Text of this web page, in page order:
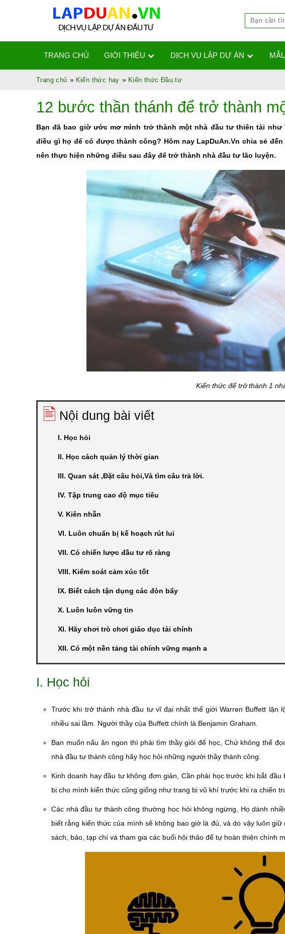
TRANG CHỦ GIỚI THIỆU DỊCH VỤ LẬP DỰ ÁN
Trang chủ » Kiến thức hay » Kiến thức Đầu tư
12 bước thần thánh để trở thành
Bạn đã bao giờ ước mơ mình trở thành một nhà đầu tư thiên tài như
điều gì họ để có được thành công? Hôm nay LapDuAn.Vn chia sẻ
nên thực hiện những điều sau đây để trở thành nhà đầu tư lão luyện.
Kiến thức để trở thành 1
🖹 Nội dung bài viết
I. Học hỏi
II. Học cách quản lý thời gian
III. Quan sát ,Đặt câu hỏi,Và tìm câu trả lời.
IV. Tập trung cao độ mục tiêu
V. Kiên nhẫn
VI. Luôn chuẩn bị kế hoạch rút lui
VII. Có chiến lược đầu tư rõ ràng
VIII. Kiểm soát cảm xúc tốt
IX. Biết cách tận dụng các đòn bẩy
X. Luôn luôn vững tin
XI. Hãy chơi trò chơi giáo dục tài chính
XII. Có một nền tảng tài chính vững mạnh a
I. Học hỏi
Trước khi trở thành nhà đầu tư vĩ đại nhất thế giới Warren Buffett lặn
nhiều sai lầm. Người thầy của Buffett chính là Benjamin Graham.
Bạn muốn nấu ăn ngon thì phải tìm thầy giỏi để học, Chứ không thể
nhà đầu tư thành công hãy học hỏi những người thầy thành công.
Kinh doanh hay đầu tư không đơn giản, Cần phải học trước khi bắt
bị cho mình kiến thức cũng giống như trang bị vũ khí trước khi ra chiến
Các nhà đầu tư thành công thường học hỏi không ngừng, Họ dành
biết rằng kiến thức của mình sẽ không bao giờ là đủ, và do vậy luôn
sách, báo, tạp chí và tham gia các buổi hội thảo để tự hoàn thiện chính